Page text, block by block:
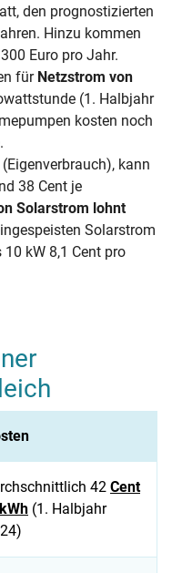
den prognostizierten
Hinzu kommen
Euro pro Jahr.
für Netzstrom von
(1. Halbjahr
kosten noch
kann
38 Cent je
Solarstrom lohnt
Solarstrom
kW 8,1 Cent pro
42 Cent
(1. Halbjahr